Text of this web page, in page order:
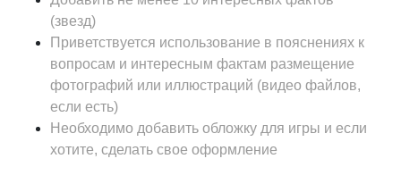
(звезд)
Приветствуется использование в пояснениях к
вопросам и интересным фактам размещение
фотографий или иллюстраций (видео файлов,
если есть)
Необходимо добавить обложку для игры и если
хотите, сделать свое оформление